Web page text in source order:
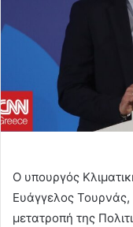
Ο υπουργός
Ευάγγελος Τουρνάς,
μετατροπή της